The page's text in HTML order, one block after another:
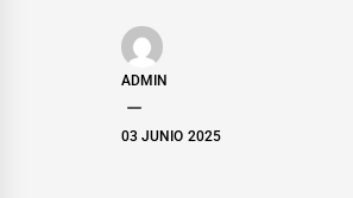
ADMIN
03 JUNIO 2025